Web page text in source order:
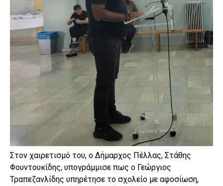
Στον χαιρετισμό του, ο Δήμαρχος Πέλλας, Στάθης
Φουντουκίδης, υπογράμμισε πως ο Γεώργιος
Τραπεζανλίδης υπηρέτησε το σχολείο με αφοσίωση,